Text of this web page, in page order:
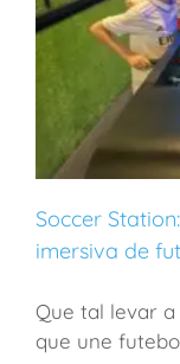
Soccer
Soccer
imersiva de
Que tal levar
que une